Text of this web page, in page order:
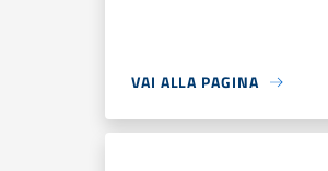
VAI ALLA PAGINA